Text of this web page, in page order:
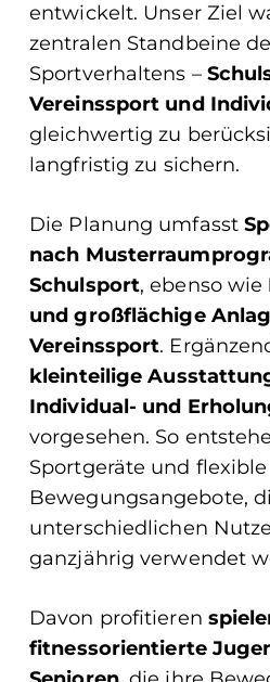
entwickelt. Unser Ziel
zentralen Standbeine
Sportverhaltens –
Vereinssport und
gleichwertig zu
langfristig zu sichern.
Die Planung umfasst
nach
Schulsport, ebenso wie
und großflächige
Vereinssport.
kleinteilige
Individual- und
vorgesehen. So
Sportgeräte und flexible
Bewegungsangebote,
unterschiedlichen
ganzjährig verwendet
Davon profitieren
fitnessorientierte